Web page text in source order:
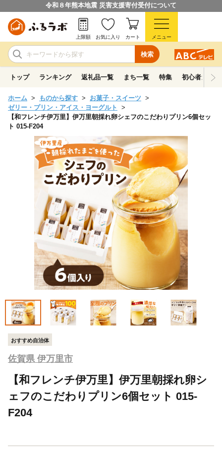
令和８年熊本地震 災害支援寄付受付について
検索
上限額 お気に入り カート メニュー
トップ ランキング 返礼品一覧 まち一覧 特集 初心者ガイド
ホーム ものから探す
お菓子・スイーツ
ゼリー・プリン・アイス・ヨーグルト
【和フレンチ伊万里】伊万里朝採れ卵シェフのこだわりプリン6個セッ
ト 015-F204
おすすめ自治体
佐賀県 伊万里市
【和フレンチ伊万里】伊万里朝採れ卵シ
ェフのこだわりプリン6個セット 015-
F204